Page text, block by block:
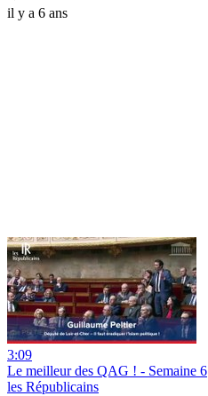
il y a 6 ans
3:09
Le meilleur des QAG ! - Semaine 6
les Républicains